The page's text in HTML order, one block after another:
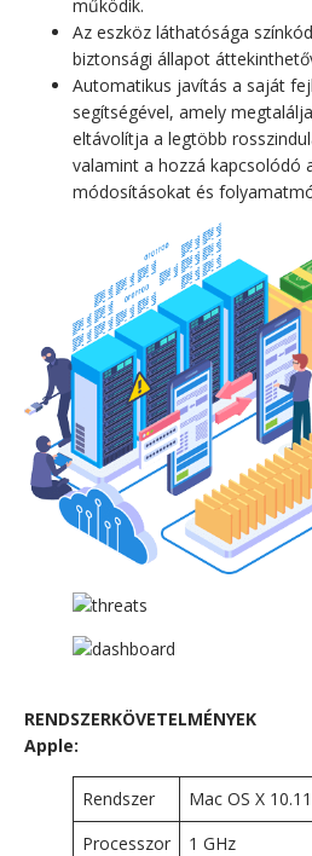
működik.
Az eszköz láthatósága
biztonsági állapot
Automatikus javítás a saját
segítségével, amely
eltávolítja a legtöbb
valamint a hozzá kapcsolódó
módosításokat és
RENDSZERKÖVETELMÉNYEK
Apple:
Rendszer
Mac OS X
Processzor
1 GHz